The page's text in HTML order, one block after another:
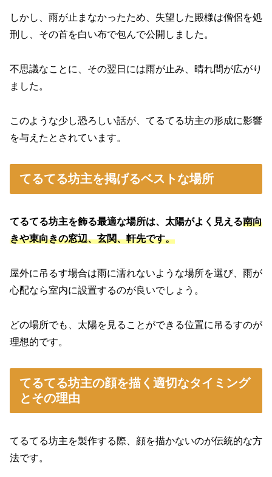
しかし、雨が止まなかったため、失望した殿様は僧侶を処
刑し、その首を白い布で包んで公開しました。
不思議なことに、その翌日には雨が止み、晴れ間が広がり
ました。
このような少し恐ろしい話が、てるてる坊主の形成に影響
を与えたとされています。
てるてる坊主を掲げるベストな場所
てるてる坊主を飾る最適な場所は、太陽がよく見える南向
きや東向きの窓辺、玄関、軒先です。
屋外に吊るす場合は雨に濡れないような場所を選び、雨が
心配なら室内に設置するのが良いでしょう。
どの場所でも、太陽を見ることができる位置に吊るすのが
理想的です。
てるてる坊主の顔を描く適切なタイミング
とその理由
てるてる坊主を製作する際、顔を描かないのが伝統的な方
法です。